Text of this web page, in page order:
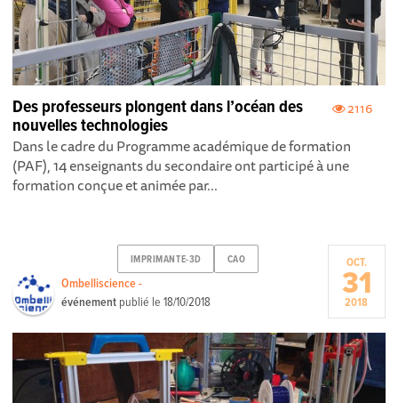
2116
Des professeurs plongent dans l’océan des
nouvelles technologies
Dans le cadre du Programme académique de formation
(PAF), 14 enseignants du secondaire ont participé à une
formation conçue et animée par...
IMPRIMANTE-3D CAO
Ombelliscience -
événement publié le18/10/2018
OCT.
31
2018